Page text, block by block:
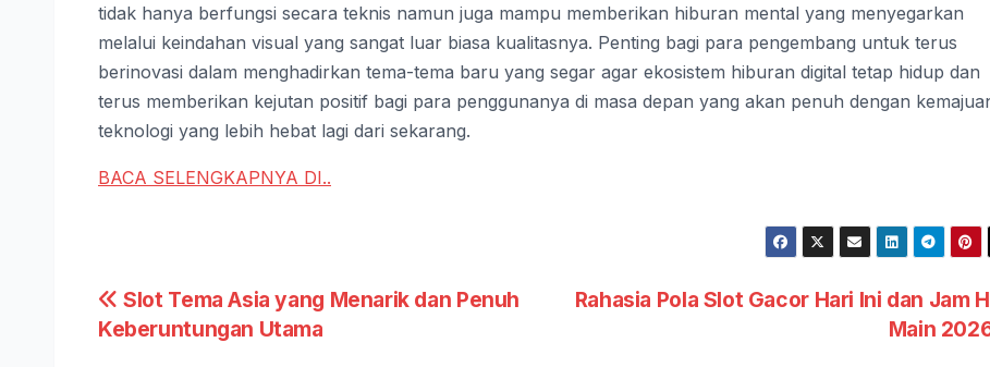
tidak hanya berfungsi secara teknis namun juga mampu memberikan hiburan mental yang menyegarkan
melalui keindahan visual yang sangat luar biasa kualitasnya. Penting bagi para pengembang untuk terus
berinovasi dalam menghadirkan tema-tema baru yang segar agar ekosistem hiburan digital tetap hidup dan
terus memberikan kejutan positif bagi para penggunanya di masa depan yang akan penuh dengan
teknologi yang lebih hebat lagi dari sekarang.
BACA SELENGKAPNYA DI..
Post
navigation
Rahasia Pola Slot Gacor Hari Ini dan Jam
Main
Slot Tema Asia yang Menarik dan Penuh
Keberuntungan Utama